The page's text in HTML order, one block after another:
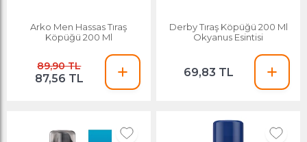
Arko Men Hassas Tıraş
Köpüğü 200 Ml
89,90 TL
87,56 TL
Derby Tıraş Köpüğü 200 Ml
Okyanus Esintisi
69,83 TL